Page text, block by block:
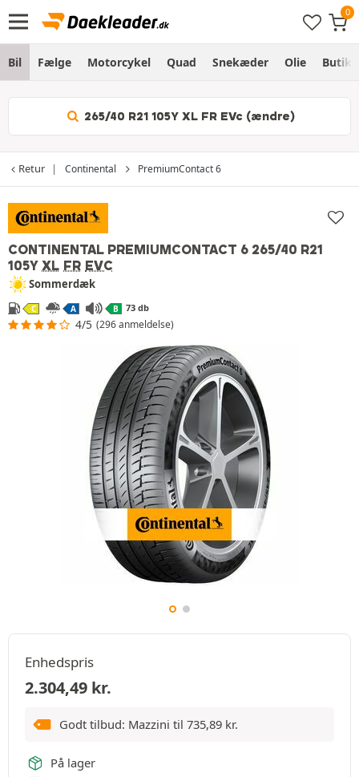
Bil Fælge Motorcykel Quad Snekæder Olie Butik
265/40 R21 105Y XL FR EVc (ændre)
Retur Continental PremiumContact 6
CONTINENTAL PREMIUMCONTACT 6 265/40 R21
105Y XL FR EVC
Sommerdæk
C A B 73 db
4/5 (296 anmeldelse)
Enhedspris
2.304,49 kr.
Godt tilbud: Mazzini til 735,89 kr.
På lager